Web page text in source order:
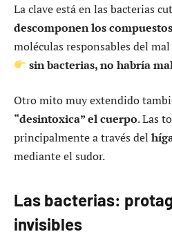
La clave está en las bacterias
descomponen los
moléculas responsables del
sin bacterias, no habría
Otro mito muy extendido
“desintoxica” el cuerpo. Las
principalmente a través del
mediante el sudor.
Las bacterias:
invisibles